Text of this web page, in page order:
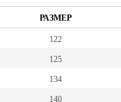
РАЗМЕР
122
125
134
140